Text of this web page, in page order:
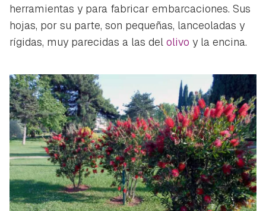
herramientas y para fabricar embarcaciones. Sus
hojas, por su parte, son pequeñas, lanceoladas y
rígidas, muy parecidas a las del olivo y la encina.